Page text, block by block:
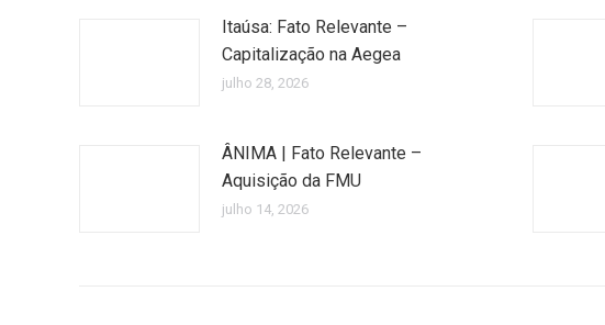
Itaúsa: Fato Relevante –
Capitalização na Aegea
julho 28, 2026
ÂNIMA | Fato Relevante –
Aquisição da FMU
julho 14, 2026